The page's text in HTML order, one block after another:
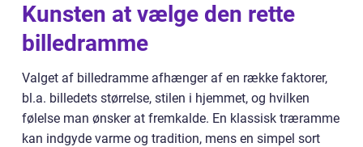
Kunsten at vælge den rette
billedramme
Valget af billedramme afhænger af en række faktorer,
bl.a. billedets størrelse, stilen i hjemmet, og hvilken
følelse man ønsker at fremkalde. En klassisk træramme
kan indgyde varme og tradition, mens en simpel sort